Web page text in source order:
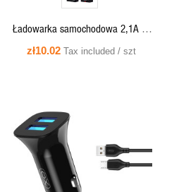
Ładowarka samochodowa 2,1A 1x
USB czarna - Maxlife MXCC-01
zł10.02 Tax included / szt
QUICK VIEW